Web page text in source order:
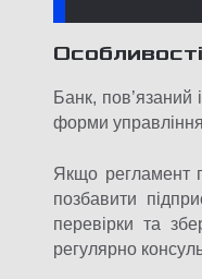
Особливості
Банк, пов’язаний
форми управління
Якщо регламент
позбавити
перевірки та
регулярно